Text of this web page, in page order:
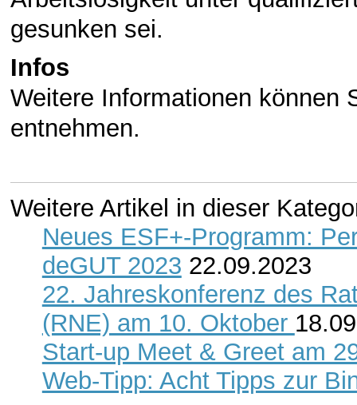
gesunken sei.
Infos
Weitere Informationen können
entnehmen.
Weitere Artikel in dieser
Neues ESF+-Programm:
deGUT 2023 22.09.2023
22. Jahreskonferenz des
(RNE) am 10. Oktober
Start-up Meet & Greet am
Web-Tipp: Acht Tipps zur